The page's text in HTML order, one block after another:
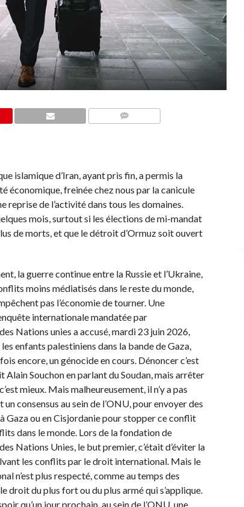
islamique d’Iran, ayant pris fin, a permis la
économique, freinée chez nous par la canicule
reprise de l’activité dans tous les domaines.
mois, surtout si les élections de mi-mandat
de morts, et que le détroit d’Ormuz soit ouvert
la guerre continue entre la Russie et l’Ukraine,
moins médiatisés dans le reste du monde,
pas l’économie de tourner. Une
internationale mandatée par
Nations unies a accusé, mardi 23 juin 2026,
enfants palestiniens dans la bande de Gaza,
encore, un génocide en cours. Dénoncer c’est
Alain Souchon en parlant du Soudan, mais arrêter
mieux. Mais malheureusement, il n’y a pas
consensus au sein de l’ONU, pour envoyer des
Gaza ou en Cisjordanie pour stopper ce conflit
dans le monde. Lors de la fondation de
Nations Unies, le but premier, c’était d’éviter la
les conflits par le droit international. Mais le
n’est plus respecté, comme au temps des
droit du plus fort ou du plus armé qui s’applique.
qu’un jour prochain, au sein de l’ONU, une